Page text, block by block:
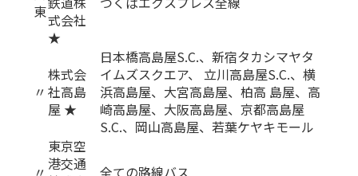
東式会社
★
〃
株式会
社高島
屋 ★
日本橋高島屋S.C.、新宿タカシマヤタ
イムズスクエア、 立川高島屋S.C.、横
浜高島屋、大宮高島屋、柏高 島屋、高
崎高島屋、大阪高島屋、京都高島屋
S.C.、岡山高島屋、若葉ケヤキモール
〃
東京空
港交通
全ての路線バス